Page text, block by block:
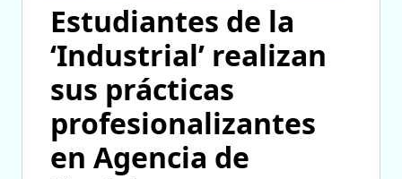
Estudiantes de la
‘Industrial’ realizan
sus prácticas
profesionalizantes
en Agencia de